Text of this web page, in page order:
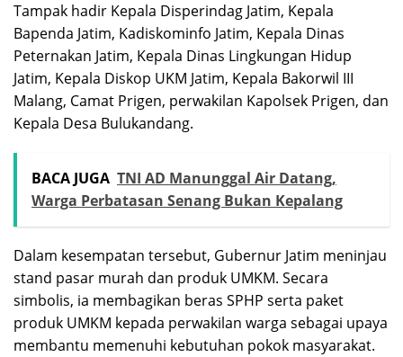
Tampak hadir Kepala Disperindag Jatim, Kepala
Bapenda Jatim, Kadiskominfo Jatim, Kepala Dinas
Peternakan Jatim, Kepala Dinas Lingkungan Hidup
Jatim, Kepala Diskop UKM Jatim, Kepala Bakorwil III
Malang, Camat Prigen, perwakilan Kapolsek Prigen, dan
Kepala Desa Bulukandang.
BACA JUGA TNI AD Manunggal Air Datang,
Warga Perbatasan Senang Bukan Kepalang
Dalam kesempatan tersebut, Gubernur Jatim meninjau
stand pasar murah dan produk UMKM. Secara
simbolis, ia membagikan beras SPHP serta paket
produk UMKM kepada perwakilan warga sebagai upaya
membantu memenuhi kebutuhan pokok masyarakat.